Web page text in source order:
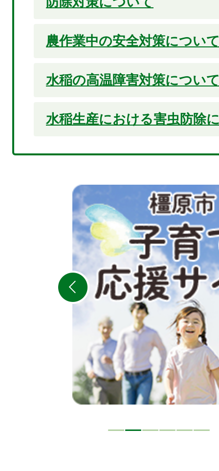
農作業中の安全対策につい
水稲の高温障害対策につい
水稲生産における害虫防除
2
枚
目
の
ス
ラ